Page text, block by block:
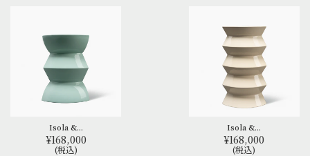
Isola &...
¥168,000
(税込)
Isola &...
¥168,000
(税込)